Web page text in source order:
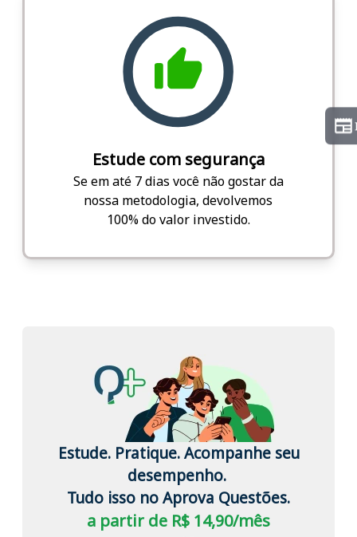
Estude com segurança
Se em até 7 dias você não gostar da
nossa metodologia, devolvemos
100% do valor investido.
Estude. Pratique. Acompanhe seu
desempenho.
Tudo isso no Aprova Questões.
a partir de R$ 14,90/mês